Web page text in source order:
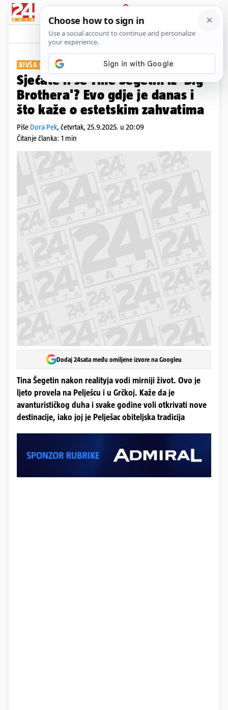
PRIJAVA
Show Komentari
BIVŠA REALITY ZVIJEZDA
Sjećate li se Tine Šegetin iz 'Big
Brothera'? Evo gdje je danas i
što kaže o estetskim zahvatima
Piše Dora Pek, četvrtak, 25.9.2025. u 20:09
Čitanje članka: 1 min
Dodaj 24sata među omiljene izvore na Googleu
Tina Šegetin nakon realityja vodi mirniji život. Ovo je
ljeto provela na Pelješcu i u Grčkoj. Kaže da je
avanturističkog duha i svake godine voli otkrivati nove
destinacije, iako joj je Pelješac obiteljska tradicija